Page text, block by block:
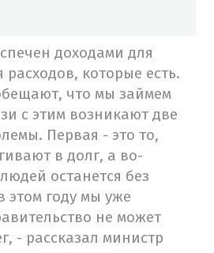
доходами для
расходов, которые есть.
что мы займем
с этим возникают две
Первая - это то,
в долг, а во-
останется без
этом году мы уже
не может
- рассказал министр